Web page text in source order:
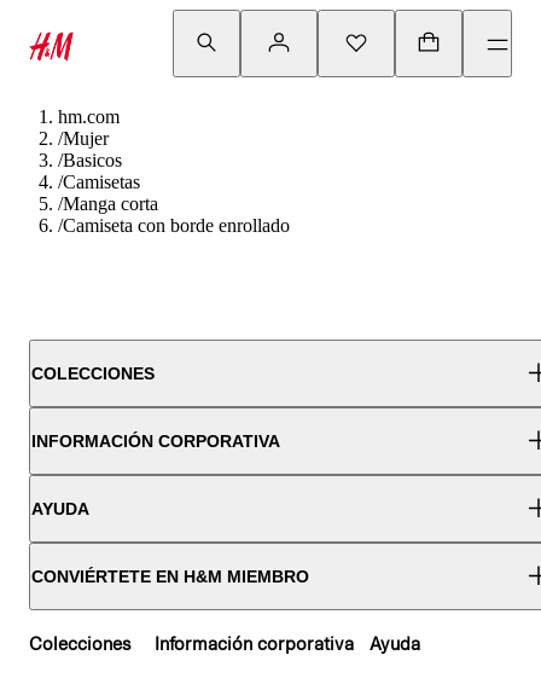
hm.com
/Mujer
/Basicos
/Camisetas
/Manga corta
/Camiseta con borde enrollado
COLECCIONES
INFORMACIÓN CORPORATIVA
AYUDA
CONVIÉRTETE EN H&M MIEMBRO
Colecciones Información corporativa Ayuda